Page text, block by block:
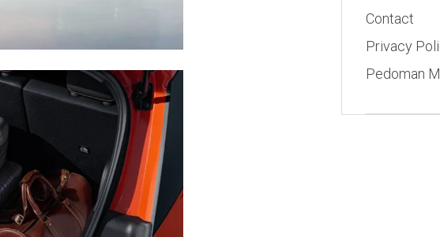
Contact
Privacy
Pedoman